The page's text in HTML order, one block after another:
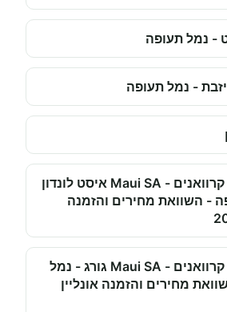
- נמל תעופה
- נמל תעופה
השכרת קרוואנים - Maui SA איסט לונדון
- השוואת מחירים והזמנה
השכרת קרוואנים - Maui SA גורג - נמל
מחירים והזמנה אונליין